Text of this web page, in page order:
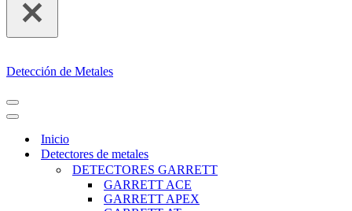
Detección de Metales
MENÚ
DE
NAVEGACIÓN
MENÚ
DE
NAVEGACIÓN
Inicio
Detectores de metales
DETECTORES GARRETT
GARRETT ACE
GARRETT APEX